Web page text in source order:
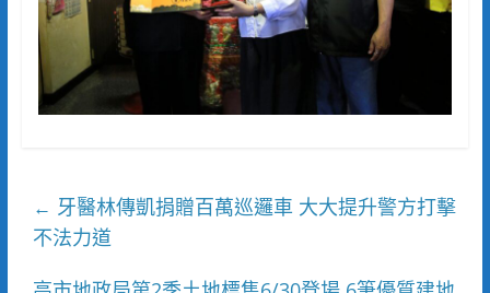
← 牙醫林傳凱捐贈百萬巡邏車 大大提升警方打擊
不法力道